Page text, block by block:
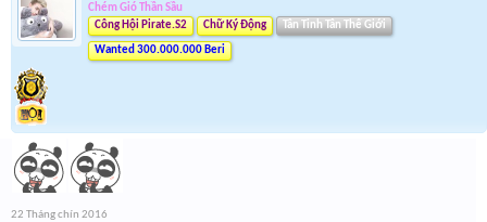
Chém Gió Thần Sầu
Công Hội Pirate.S2
Chữ Ký Động Tân Tinh Tân Thế Giới
Wanted 300.000.000 Beri
22 Tháng chín 2016